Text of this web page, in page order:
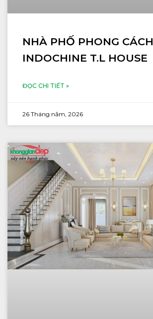
NHÀ PHỐ PHONG CÁCH
INDOCHINE T.L HOUSE
ĐỌC CHI TIẾT »
26 Tháng năm, 2026